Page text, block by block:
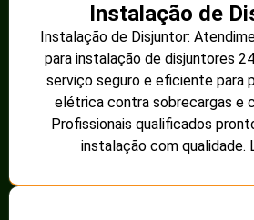
Instalação de
Instalação de Disjuntor:
para instalação de disjuntores
serviço seguro e eficiente para
elétrica contra sobrecargas e
Profissionais qualificados
instalação com qualidade.